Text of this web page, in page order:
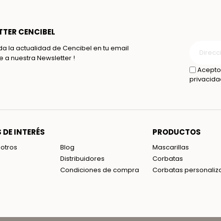
CENCIBEL
la actualidad de Cencibel en tu email
a nuestra Newsletter !
INTERÉS
Blog
Distribuidores
Condiciones de compra
PRODUCTOS
Mascarillas
Corbatas
Corbatas